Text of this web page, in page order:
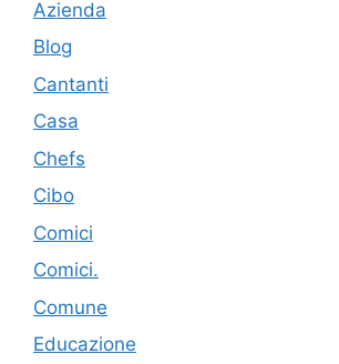
Azienda
Blog
Cantanti
Casa
Chefs
Cibo
Comici
Comici.
Comune
Educazione